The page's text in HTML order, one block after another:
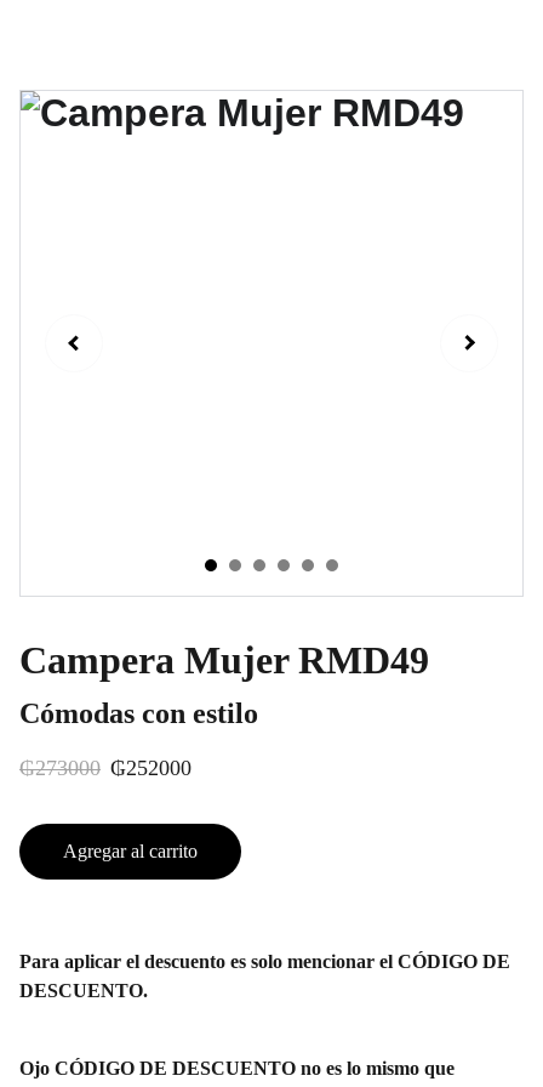
Campera Mujer RMD49
Cómodas con estilo
₲273000 ₲252000
Agregar al carrito
Para aplicar el descuento es solo mencionar el CÓDIGO DE
DESCUENTO.
Ojo CÓDIGO DE DESCUENTO no es lo mismo que